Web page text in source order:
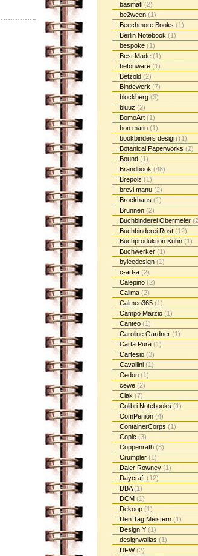
basmati (2)
be2ween (1)
Beechmore Books (1)
Berlin Notebook (1)
bespoke (1)
Best Made (1)
betonware (1)
Betzold (2)
Bindewerk (7)
blockberg (3)
bluuz (2)
BomoArt (1)
bon matin (1)
bookbinders design (1)
Botanical Paperworks (2)
Bound (1)
Brandbook (48)
Brepols (1)
brevi manu (2)
Brockhaus (1)
Brunnen (2)
Buchbinderei Obermeier
Buchbinderei Rost (12)
Buchproduktion Kühn (1)
Buchwerker (1)
byleedesign (1)
c-art-a (2)
Calepino (2)
Calima (2)
Calmeo365 (1)
Campo Marzio (1)
Canteo (1)
Caroline Gardner (1)
Carta Pura (1)
Cartesio (3)
Cavallini (1)
Cedon (1)
cewe (2)
Ciak (7)
Colibri Notebooks (1)
ComPenion (4)
ContainerCorps (1)
Copic (3)
Coppenrath (3)
Crumpler (1)
Daler Rowney (1)
Daycraft (12)
DBA(1)
DCM (1)
Dekoop (1)
Den Tag Meistern (1)
Design.Y (1)
designwallas (1)
DFW(2)